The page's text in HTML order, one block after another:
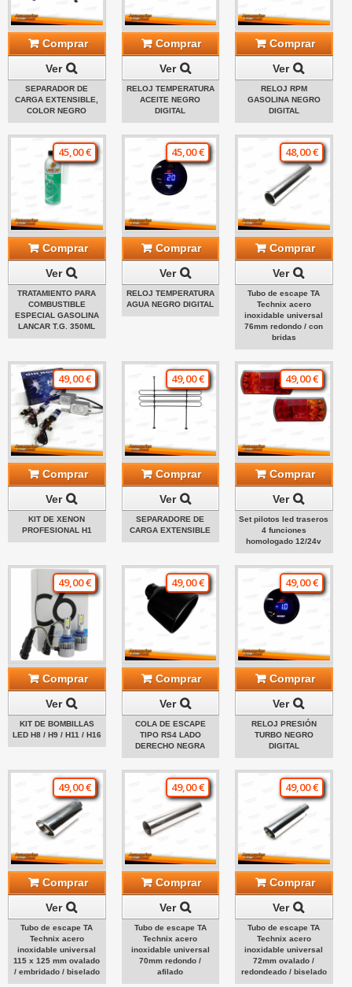
Comprar
Ver
SEPARADOR DE
CARGA EXTENSIBLE,
COLOR NEGRO
Comprar
Ver
RELOJ TEMPERATURA
ACEITE NEGRO
DIGITAL
Comprar
Ver
RELOJ RPM
GASOLINA NEGRO
DIGITAL
45,00 €
Comprar
Ver
TRATAMIENTO PARA
COMBUSTIBLE
ESPECIAL GASOLINA
LANCAR T.G. 350ML
45,00 €
Comprar
Ver
RELOJ TEMPERATURA
AGUA NEGRO DIGITAL
48,00 €
Comprar
Ver
Tubo de escape TA
Technix acero
inoxidable universal
76mm redondo / con
bridas
49,00 €
Comprar
Ver
KIT DE XENON
PROFESIONAL H1
49,00 €
Comprar
Ver
SEPARADORE DE
CARGA EXTENSIBLE
49,00 €
Comprar
Ver
Set pilotos led traseros
4 funciones
homologado 12/24v
49,00 €
Comprar
Ver
KIT DE BOMBILLAS
LED H8 / H9 / H11 / H16
49,00 €
Comprar
Ver
COLA DE ESCAPE
TIPO RS4 LADO
DERECHO NEGRA
49,00 €
Comprar
Ver
RELOJ PRESIÓN
TURBO NEGRO
DIGITAL
49,00 €
Comprar
Ver
Tubo de escape TA
Technix acero
inoxidable universal
115 x 125 mm ovalado
/ embridado / biselado
49,00 €
Comprar
Ver
Tubo de escape TA
Technix acero
inoxidable universal
70mm redondo /
afilado
49,00 €
Comprar
Ver
Tubo de escape TA
Technix acero
inoxidable universal
72mm ovalado /
redondeado / biselado